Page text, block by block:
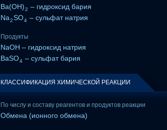
Ba(OH)2 – гидроксид бария
Na2SO4 – сульфат натрия
Продукты
NaOH – гидроксид натрия
BaSO4 – сульфат бария
КЛАССИФИКАЦИЯ ХИМИЧЕСКОЙ РЕАКЦИИ
По числу и составу реагентов и продуктов реакции
Обмена (ионного обмена)